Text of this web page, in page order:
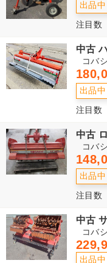
出品中
注目
中古
コバ
出品中
注目
中古
コバ
出品中
注目
中古
コバ
出品中